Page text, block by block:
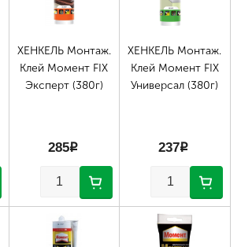
ХЕНКЕЛЬ Монтаж.
Клей Момент FIX
Эксперт (380г)
285p
ХЕНКЕЛЬ Монтаж.
Клей Момент FIX
Универсал (380г)
237p